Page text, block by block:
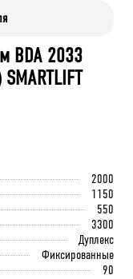
BDA 2033
2000
1150
550
3300
Дуплекс
Фиксированные
90